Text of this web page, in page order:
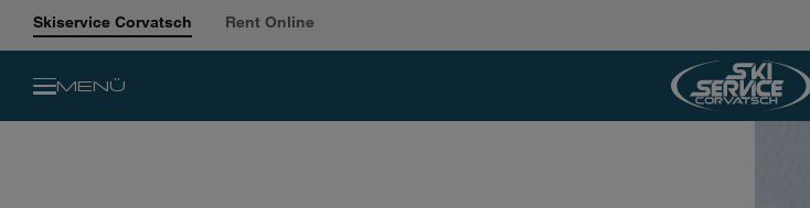
Skiservice Corvatsch Rent Online
MENÜ